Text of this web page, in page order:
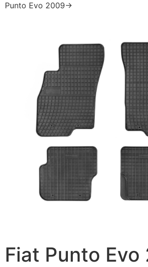
Punto Evo 2009->
Fiat Punto Evo